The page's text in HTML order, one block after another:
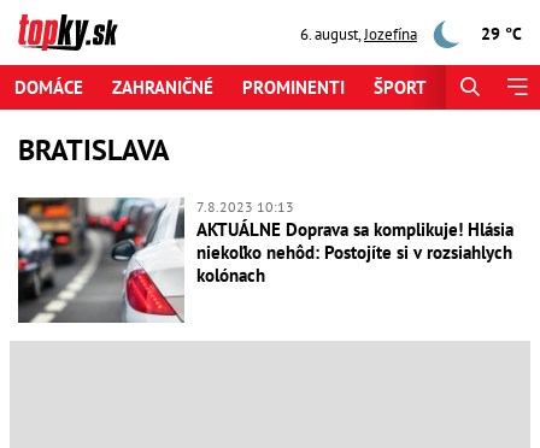
6. august,Jozefína 29 °C
DOMÁCE ZAHRANIČNÉ PROMINENTI ŠPORT
BRATISLAVA
7.8.2023 10:13
AKTUÁLNE Doprava sa komplikuje! Hlásia
niekoľko nehôd: Postojíte si v rozsiahlych
kolónach